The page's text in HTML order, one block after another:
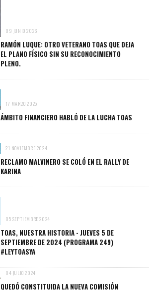
09 JUNIO 2026
RAMÓN LUQUE: OTRO VETERANO TOAS QUE DEJA
EL PLANO FÍSICO SIN SU RECONOCIMIENTO
PLENO.
17 MARZO 2025
ÁMBITO FINANCIERO HABLÓ DE LA LUCHA TOAS
21 NOVIEMBRE 2024
RECLAMO MALVINERO SE COLÓ EN EL RALLY DE
KARINA
05 SEPTIEMBRE 2024
TOAS, NUESTRA HISTORIA - JUEVES 5 DE
SEPTIEMBRE DE 2024 (PROGRAMA 249)
#LEYTOASYA
04 JULIO 2024
QUEDÓ CONSTITUIDA LA NUEVA COMISIÓN